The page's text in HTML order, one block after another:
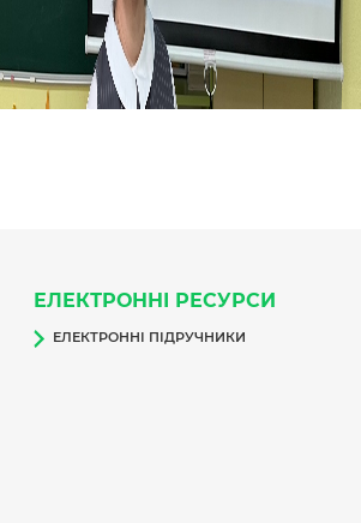
ЕЛЕКТРОННІ РЕСУРСИ
ЕЛЕКТРОННІ ПІДРУЧНИКИ